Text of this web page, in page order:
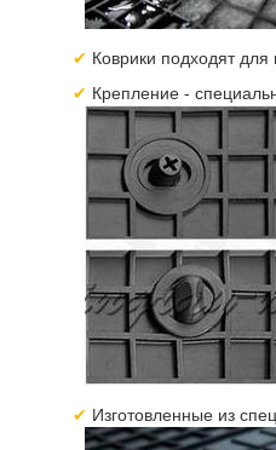
Коврики подходят для
Крепление -
Изготовленные из